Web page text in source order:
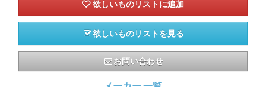
欲しいものリストを見る
お問い合わせ